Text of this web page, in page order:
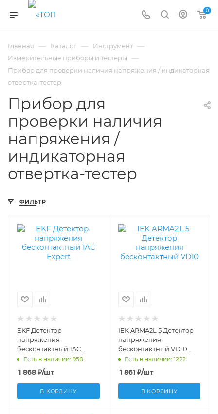
0
Главная — Каталог — Инструмент —
Измерительные приборы и тестеры —
Прибор для проверки наличия напряжения / индикаторная
отвертка-тестер
Прибор для
проверки наличия
напряжения /
индикаторная
отвертка-тестер
ФИЛЬТР
EKF Детектор
напряжения
бесконтактный 1AC
Expert ln-180701-1ac
Есть в наличии: 958
1 868 ₽/шт
В КОРЗИНУ
IEK ARMA2L 5 Детектор
напряжения
бесконтактный VD10
A2L5-VD10-10
Есть в наличии: 1222
1 861₽/шт
В КОРЗИНУ